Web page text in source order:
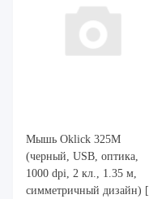
Мышь Oklick 325M
(черный, USB, оптика,
1000 dpi, 2 кл., 1.35 м,
симметричный дизайн) [